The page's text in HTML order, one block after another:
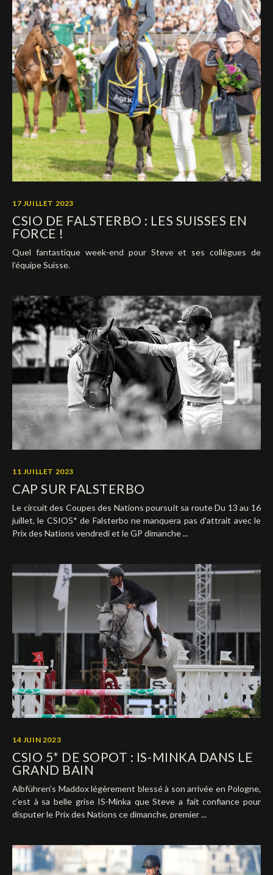
17 JUILLET 2023
CSIO DE FALSTERBO : LES SUISSES EN
FORCE !
Quel fantastique week-end pour Steve et ses collègues de
l’équipe Suisse.
11 JUILLET 2023
CAP SUR FALSTERBO
Le circuit des Coupes des Nations poursuit sa route Du 13 au 16
juillet, le CSIO5* de Falsterbo ne manquera pas d'attrait avec le
Prix des Nations vendredi et le GP dimanche ...
14 JUIN 2023
CSIO 5* DE SOPOT : IS-MINKA DANS LE
GRAND BAIN
Albführen’s Maddox légèrement blessé à son arrivée en Pologne,
c’est à sa belle grise IS-Minka que Steve a fait confiance pour
disputer le Prix des Nations ce dimanche, premier ...